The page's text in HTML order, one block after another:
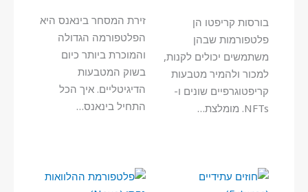
בורסות קריפטו הן
פלטפורמות שבהן
משתמשים יכולים לקנות,
למכור ולהמיר מטבעות
קריפטוגרפיים שונים ו-
NFTs. מומלצת…
זירת המסחר בינאנס היא
הפלטפורמה הגדולה
והמוכרת ביותר כיום
בשוק המטבעות
הדיגיטליים. איך הכל
התחיל בינאנס…